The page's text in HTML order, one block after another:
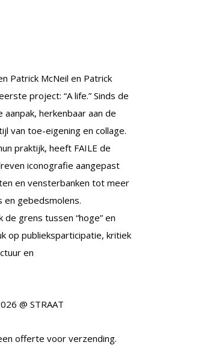
Patrick McNeil en Patrick
project: “A life.” Sinds de
herkenbaar aan de
van toe-eigening en collage.
praktijk, heeft FAILE de
iconografie aangepast
en vensterbanken tot meer
en gebedsmolens.
grens tussen “hoge” en
op publieksparticipatie, kritiek
en
@ STRAAT
offerte voor verzending.